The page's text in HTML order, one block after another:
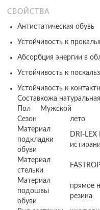
СВОЙСТВА
Антистатическая обувь
Устойчивость к
Абсорбция энергии в
Устойчивость к
Устойчивость к
Составкожа натуральная
Пол
Мужской
Сезон
лето
Материал
подкладки
обуви
DRI-
Материал
стельки
Материал
подошвы
обуви
прямое
резина